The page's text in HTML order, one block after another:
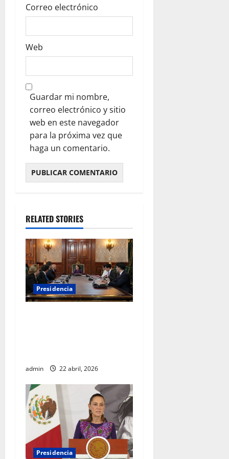
Correo electrónico
Web
Guardar mi nombre,
correo electrónico y sitio
web en este navegador
para la próxima vez que
haga un comentario.
RELATED STORIES
Presidencia
admin 22 abril, 2026
Presidencia